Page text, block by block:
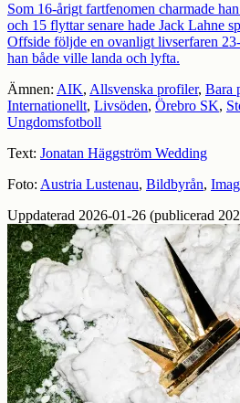
Som 16-årigt fartfenomen charmade
och 15 flyttar senare hade Jack Lahne
Offside följde en ovanligt livserfaren
han både ville landa och lyfta.
Ämnen: AIK, Allsvenska profiler, Bara
Internationellt, Livsöden, Örebro SK,
Ungdomsfotboll
Text: Jonatan Häggström Wedding
Foto: Austria Lustenau, Bildbyrån,
Uppdaterad 2026-01-26 (publicerad